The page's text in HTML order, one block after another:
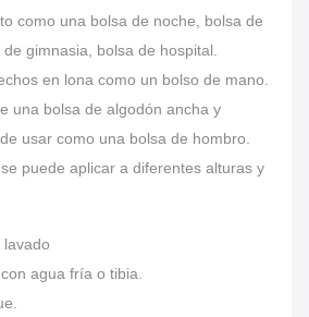
como una bolsa de noche, bolsa de
gimnasia, bolsa de hospital.
en lona como un bolso de mano.
una bolsa de algodón ancha y
usar como una bolsa de hombro.
puede aplicar a diferentes alturas y
lavado
agua fría o tibia.